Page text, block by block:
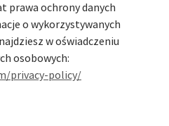
prawa ochrony danych
o wykorzystywanych
w oświadczeniu
osobowych:
privacy-policy/